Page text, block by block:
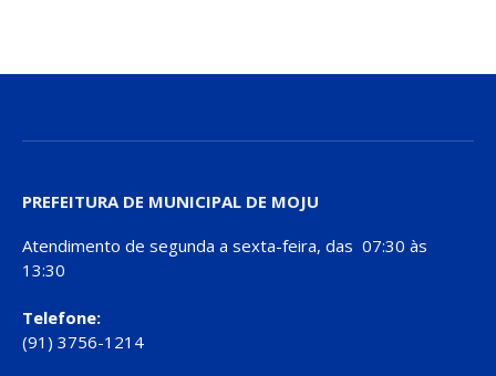
PREFEITURA DE MUNICIPAL DE MOJU
Atendimento de segunda a sexta-feira, das 07:30 às
13:30
Telefone:
(91) 3756-1214